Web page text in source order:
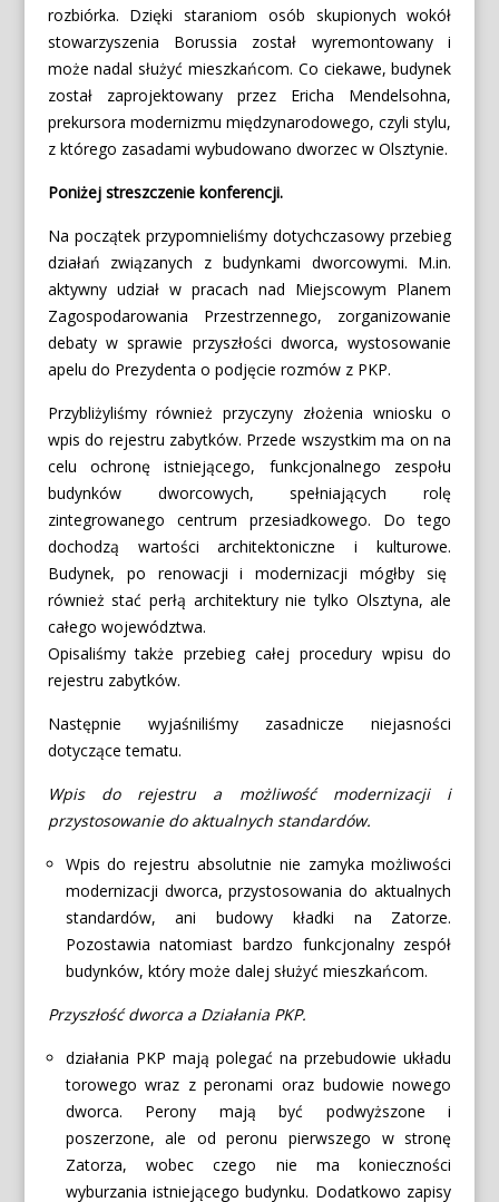
rozbiórka. Dzięki staraniom osób skupionych wokół
stowarzyszenia Borussia został wyremontowany i
może nadal służyć mieszkańcom. Co ciekawe, budynek
został zaprojektowany przez Ericha Mendelsohna,
prekursora modernizmu międzynarodowego, czyli stylu,
z którego zasadami wybudowano dworzec w Olsztynie.
Poniżej streszczenie konferencji.
Na początek przypomnieliśmy dotychczasowy przebieg
działań związanych z budynkami dworcowymi. M.in.
aktywny udział w pracach nad Miejscowym Planem
Zagospodarowania Przestrzennego, zorganizowanie
debaty w sprawie przyszłości dworca, wystosowanie
apelu do Prezydenta o podjęcie rozmów z PKP.
Przybliżyliśmy również przyczyny złożenia wniosku o
wpis do rejestru zabytków. Przede wszystkim ma on na
celu ochronę istniejącego, funkcjonalnego zespołu
budynków dworcowych, spełniających rolę
zintegrowanego centrum przesiadkowego. Do tego
dochodzą wartości architektoniczne i kulturowe.
Budynek, po renowacji i modernizacji mógłby się
również stać perłą architektury nie tylko Olsztyna, ale
całego województwa.
Opisaliśmy także przebieg całej procedury wpisu do
rejestru zabytków.
Następnie wyjaśniliśmy zasadnicze niejasności
dotyczące tematu.
Wpis do rejestru a możliwość modernizacji i
przystosowanie do aktualnych standardów.
Wpis do rejestru absolutnie nie zamyka możliwości
modernizacji dworca, przystosowania do aktualnych
standardów, ani budowy kładki na Zatorze.
Pozostawia natomiast bardzo funkcjonalny zespół
budynków, który może dalej służyć mieszkańcom.
Przyszłość dworca a Działania PKP.
działania PKP mają polegać na przebudowie układu
torowego wraz z peronami oraz budowie nowego
dworca. Perony mają być podwyższone i
poszerzone, ale od peronu pierwszego w stronę
Zatorza, wobec czego nie ma konieczności
wyburzania istniejącego budynku. Dodatkowo zapisy